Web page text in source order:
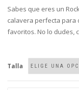
Sabes que eres un
calavera perfecta para
favoritos. No lo dudes,
Talla